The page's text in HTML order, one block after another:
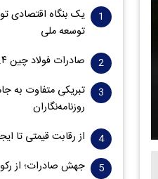
یک بنگاه اقتصادی
توسعه ملی
صادرات فولاد چین ۴.۴ درصد کاهش یافت
تبریکی متفاوت به
روزنامه‌نگاران
از رقابت قیمتی تا
جهش صادرات؛ از